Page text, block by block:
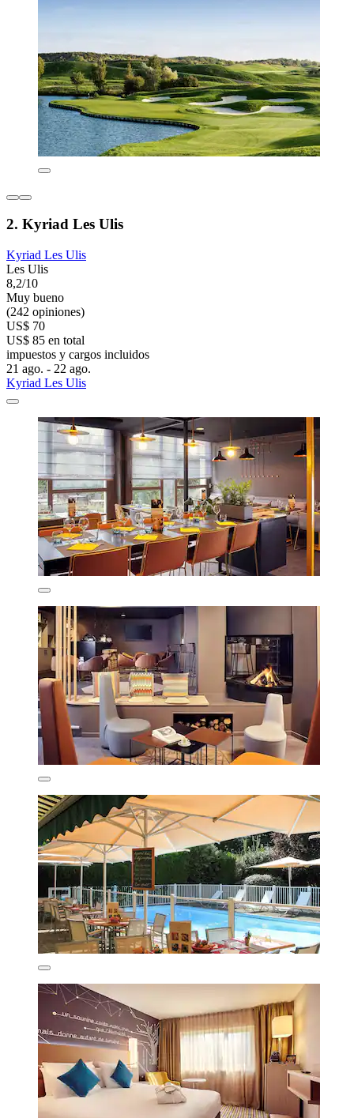
2. Kyriad Les Ulis
Kyriad Les Ulis
Les Ulis
8,2/10
Muy bueno
(242 opiniones)
US$ 70
US$ 85 en total
impuestos y cargos incluidos
21 ago. - 22 ago.
Kyriad Les Ulis